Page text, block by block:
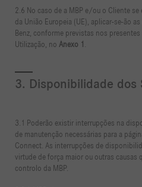
2.6 No caso de a MBP e/ou o Cliente
da União Europeia (UE), aplicar-se-ão
Benz, conforme previstas nos
Utilização, no Anexo 1 .
3. Disponibilidade dos
3.1 Poderão existir interrupções na
de manutenção necessárias para a
Connect. As interrupções de
virtude de força maior ou outras causas
controlo da MBP.